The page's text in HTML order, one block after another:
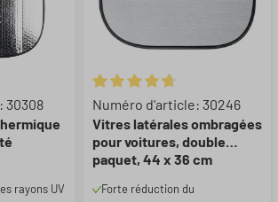
4.9 sur 5 étoiles
30308
rayons UV
Note moyenne de 4.67 sur 5
Numéro d'article: 30246
Vitres latérales ombragées
pour voitures, double
paquet, 44 x 36 cm
Forte réduction du